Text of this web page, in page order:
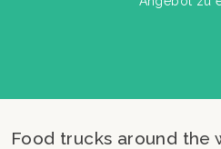
Food trucks around the